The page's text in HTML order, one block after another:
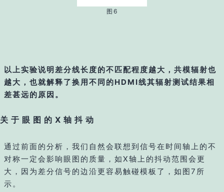
图6
以上实验说明差分线长度的不匹配程度越大，共模辐射也
越大，也就解释了换用不同的HDMI线其辐射测试结果相
差甚远的原因。
关于眼图的X轴抖动
通过前面的分析，我们自然会联想到信号在时间轴上的不
对称一定会影响眼图的质量，如X轴上的抖动范围会更
大，因为差分信号的边沿更容易触碰模板了，如图7所
示。